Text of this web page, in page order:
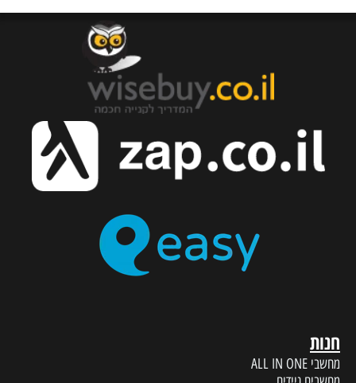
חנות
מחשבי ALL IN ONE